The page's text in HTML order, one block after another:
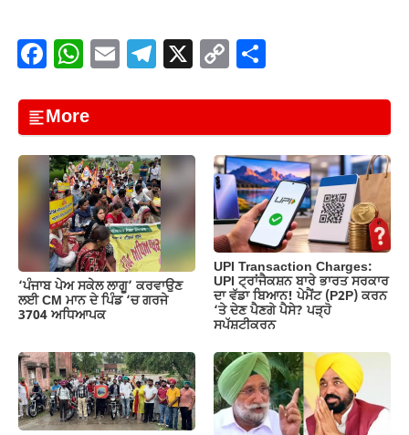
F
c
e
b
o
o
k
W
at
s
A
p
p
E
ail
T
e
gr
a
m
X C
p
y
Li
n
k
ar
e
More
‘ਪੰਜਾਬ ਪੇਅ ਸਕੇਲ ਲਾਗੂ’ ਕਰਵਾਉਣ
ਲਈ CM ਮਾਨ ਦੇ ਪਿੰਡ ‘ਚ ਗਰਜੇ
3704 ਅਧਿਆਪਕ
UPI Transaction Charges:
UPI ਟ੍ਰਾਂਜੈਕਸ਼ਨ ਬਾਰੇ ਭਾਰਤ ਸਰਕਾਰ
ਦਾ ਵੱਡਾ ਬਿਆਨ! ਪੇਮੈਂਟ (P2P) ਕਰਨ
‘ਤੇ ਦੇਣ ਪੈਣਗੇ ਪੈਸੇ? ਪੜ੍ਹੋ
ਸਪੱਸ਼ਟੀਕਰਨ